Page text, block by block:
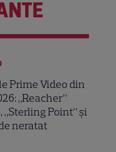
Prime Video din
„Reacher”
„Sterling Point” și
neratat